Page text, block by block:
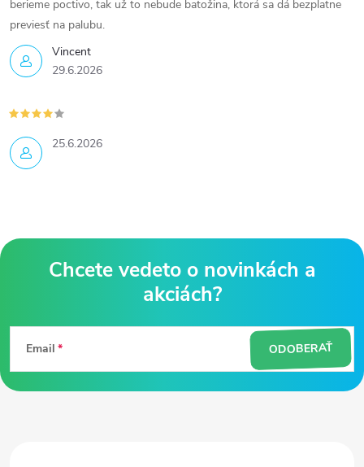
Vincent
29.6.2026
berieme poctivo, tak už to nebude batožina, ktorá sa dá bezplatne
previesť na palubu.
25.6.2026
á
ä
Email ODOBERAŤ